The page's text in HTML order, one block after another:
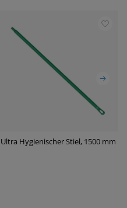
Ultra Hygienischer Stiel, 1500 mm